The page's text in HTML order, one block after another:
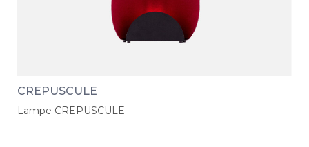
CREPUSCULE
Lampe CREPUSCULE